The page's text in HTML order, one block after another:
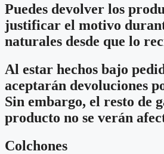
Puedes devolver los
justificar el motivo
naturales desde que lo
Al estar hechos bajo
aceptarán devoluciones
Sin embargo, el resto de
producto no se verán
Colchones